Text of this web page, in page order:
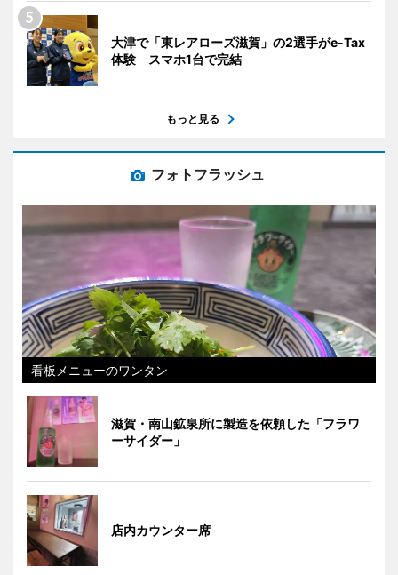
大津で「東レアローズ滋賀」の2選手がe-Tax
体験 スマホ1台で完結
もっと見る
フォトフラッシュ
看板メニューのワンタン
滋賀・南山鉱泉所に製造を依頼した「フラワ
ーサイダー」
店内カウンター席